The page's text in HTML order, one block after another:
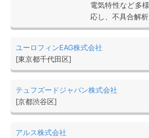
電気特性など多
応し、不具合解析
ユーロフィンEAG株式会社
[東京都千代田区]
テュフズードジャパン株式会社
[京都渋谷区]
アルス株式会社